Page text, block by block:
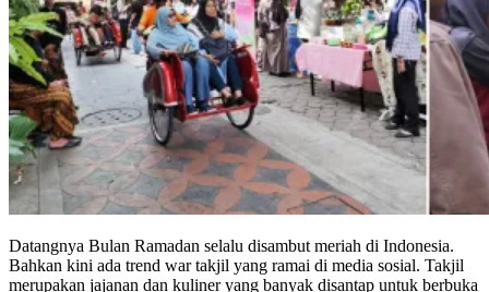
Datangnya Bulan Ramadan selalu disambut meriah di Indonesia.
Bahkan kini ada trend war takjil yang ramai di media sosial. Takjil
merupakan jajanan dan kuliner yang banyak disantap untuk berbuka